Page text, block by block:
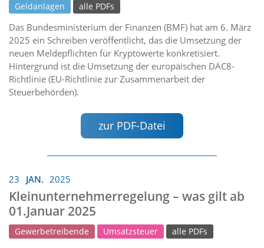
Geldanlagen alle PDFs
Das Bundesministerium der Finanzen (BMF) hat am 6. März
2025 ein Schreiben veröffentlicht, das die Umsetzung der
neuen Meldepflichten für Kryptowerte konkretisiert.
Hintergrund ist die Umsetzung der europäischen DAC8-
Richtlinie (EU-Richtlinie zur Zusammenarbeit der
Steuerbehörden).
zur PDF-Datei
23 JAN. 2025
Kleinunternehmerregelung – was gilt ab
01.Januar 2025
Gewerbetreibende Umsatzsteuer alle PDFs